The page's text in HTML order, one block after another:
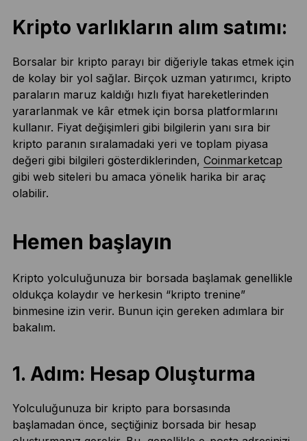
Kripto varlıkların alım satımı:
Borsalar bir kripto parayı bir diğeriyle takas etmek için
de kolay bir yol sağlar. Birçok uzman yatırımcı, kripto
paraların maruz kaldığı hızlı fiyat hareketlerinden
yararlanmak ve kâr etmek için borsa platformlarını
kullanır. Fiyat değişimleri gibi bilgilerin yanı sıra bir
kripto paranın sıralamadaki yeri ve toplam piyasa
değeri gibi bilgileri gösterdiklerinden, Coinmarketcap
gibi web siteleri bu amaca yönelik harika bir araç
olabilir.
Hemen başlayın
Kripto yolculuğunuza bir borsada başlamak genellikle
oldukça kolaydır ve herkesin “kripto trenine”
binmesine izin verir. Bunun için gereken adımlara bir
bakalım.
1. Adım: Hesap Oluşturma
Yolculuğunuza bir kripto para borsasında
başlamadan önce, seçtiğiniz borsada bir hesap